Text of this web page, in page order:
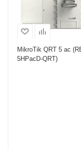
Wi-Fi интерфейсы
5 ГГц 802.11a/n/ac
MIMO2x2
MikroTik QRT 5 ac
5HPacD-QRT)